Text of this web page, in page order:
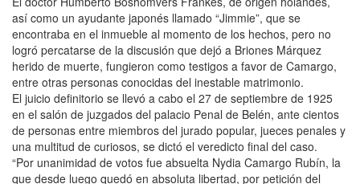
así como un ayudante japonés llamado “Jimmie”, que se
encontraba en el inmueble al momento de los hechos, pero no
logró percatarse de la discusión que dejó a Briones Márquez
herido de muerte, fungieron como testigos a favor de Camargo,
entre otras personas conocidas del inestable matrimonio.
El juicio definitorio se llevó a cabo el 27 de septiembre de 1925
en el salón de juzgados del palacio Penal de Belén, ante cientos
de personas entre miembros del jurado popular, jueces penales y
una multitud de curiosos, se dictó el veredicto final del caso.
“Por unanimidad de votos fue absuelta Nydia Camargo Rubín, la
que desde luego quedó en absoluta libertad, por petición del